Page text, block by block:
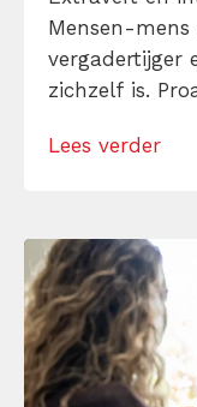
Mensen-mens
vergadertijger
zichzelf is.
allemaal hun
Lees verder